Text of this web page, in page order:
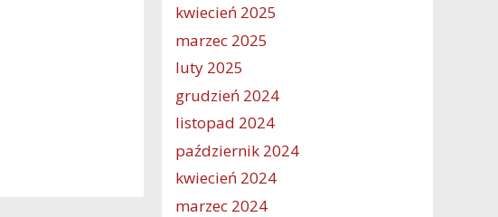
kwiecień 2025
marzec 2025
luty 2025
grudzień 2024
listopad 2024
październik 2024
kwiecień 2024
marzec 2024